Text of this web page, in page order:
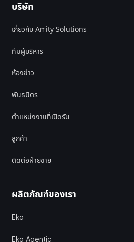
บริษัท
เกี่ยวกับ Amity Solutions
ทีมผู้บริหาร
ห้องข่าว
พันธมิตร
ตำแหน่งงานที่เปิดรับ
ลูกค้า
ติดต่อฝ่ายขาย
ผลิตภัณฑ์ของเรา
Eko
Eko Agentic